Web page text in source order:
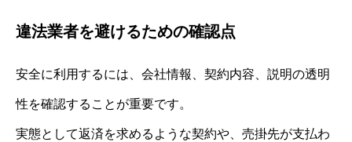
違法業者を避けるための確認点
安全に利用するには、会社情報、契約内容、説明の透明
性を確認することが重要です。
実態として返済を求めるような契約や、売掛先が支払わ